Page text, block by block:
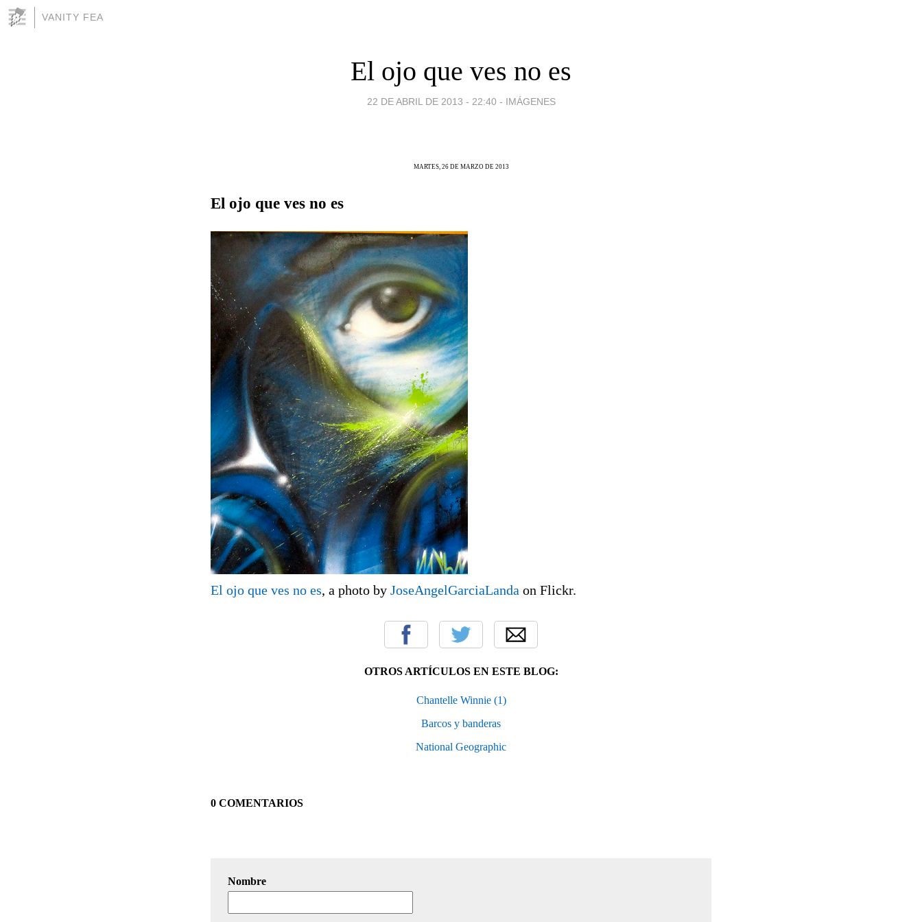
VANITY FEA
El ojo que ves no es
22 DE ABRIL DE 2013 - 22:40 - IMÁGENES
MARTES, 26 DE MARZO DE 2013
El ojo que ves no es
El ojo que ves no es, a photo by JoseAngelGarciaLanda on Flickr.
OTROS ARTÍCULOS EN ESTE BLOG:
Chantelle Winnie (1)
Barcos y banderas
National Geographic
0 COMENTARIOS
Nombre